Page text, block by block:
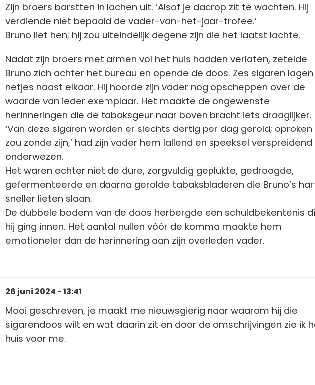
Zijn broers barstten in lachen uit. ‘Alsof je daarop zit te wachten. Hij
verdiende niet bepaald de vader-van-het-jaar-trofee.’
Bruno liet hen; hij zou uiteindelijk degene zijn die het laatst lachte.
Nadat zijn broers met armen vol het huis hadden verlaten, zetelde
Bruno zich achter het bureau en opende de doos. Zes sigaren lagen
netjes naast elkaar. Hij hoorde zijn vader nog opscheppen over de
waarde van ieder exemplaar. Het maakte de ongewenste
herinneringen die de tabaksgeur naar boven bracht iets draaglijker.
‘Van deze sigaren worden er slechts dertig per dag gerold; oproken
zou zonde zijn,’ had zijn vader hem lallend en speeksel verspreidend
onderwezen.
Het waren echter niet de dure, zorgvuldig geplukte, gedroogde,
gefermenteerde en daarna gerolde tabaksbladeren die Bruno’s
sneller lieten slaan.
De dubbele bodem van de doos herbergde een schuldbekentenis
hij ging innen. Het aantal nullen vóór de komma maakte hem
emotioneler dan de herinnering aan zijn overleden vader.
26 juni 2024 - 13:41
Mooi geschreven, je maakt me nieuwsgierig naar waarom hij die
sigarendoos wilt en wat daarin zit en door de omschrijvingen zie ik
huis voor me.